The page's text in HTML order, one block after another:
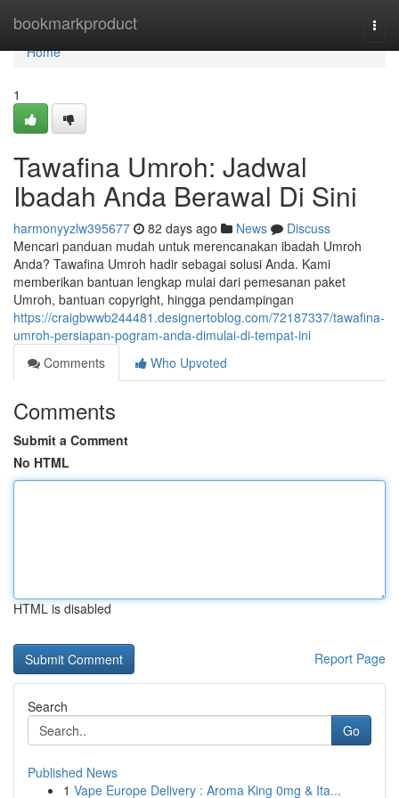
bookmarkproduct
Home
Home
1
Tawafina Umroh: Jadwal
Ibadah Anda Berawal Di Sini
harmonyyzlw395677 82 days ago News
Discuss
Mencari panduan mudah untuk merencanakan ibadah Umroh
Anda? Tawafina Umroh hadir sebagai solusi Anda. Kami
memberikan bantuan lengkap mulai dari pemesanan paket
Umroh, bantuan copyright, hingga pendampingan
https://craigbwwb244481.designertoblog.com/72187337/tawafina-
umroh-persiapan-pogram-anda-dimulai-di-tempat-ini
Comments
Who Upvoted
Comments
Submit a Comment
No HTML
HTML is disabled
Report Page
Search
Go
Published News
1 Vape Europe Delivery : Aroma King 0mg & Ita...